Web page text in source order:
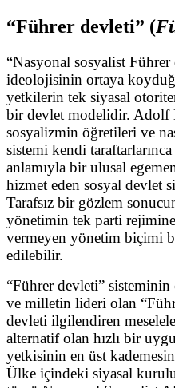
“Führer devleti” (
“Nasyonal sosyalist
ideolojisinin ortaya
yetkilerin tek siyasal
bir devlet modelidir. Adolf
sosyalizmin öğretileri ve
sistemi kendi
anlamıyla bir ulusal
hizmet eden sosyal devlet
Tarafsız bir gözlem
yönetimin tek parti
vermeyen yönetim biçimi
edilebilir.
“Führer devleti” sisteminin
ve milletin lideri olan
devleti ilgilendiren
alternatif olan hızlı bir
yetkisinin en üst
Ülke içindeki siyasal